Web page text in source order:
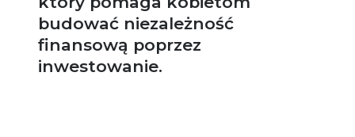
budować niezależność
finansową poprzez
inwestowanie.